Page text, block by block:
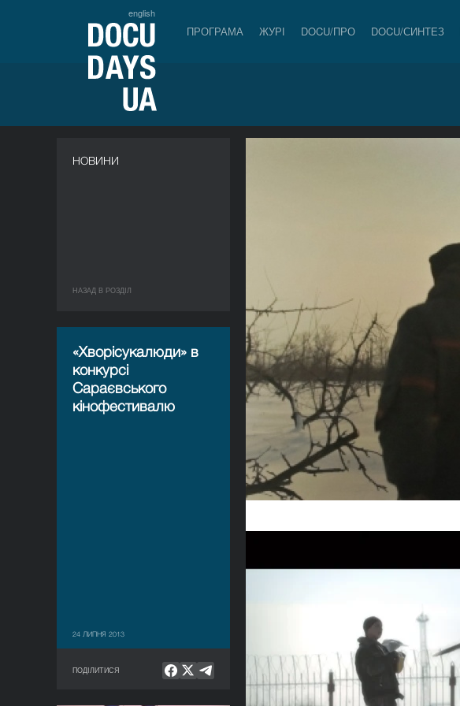
english
ПРОГРАМА ЖУРІ DOCU/ПРО DOCU/СИНТЕЗ
НОВИНИ
НАЗАД В РОЗДIЛ
«Хворісукалюди» в
конкурсі
Сараєвського
кінофестивалю
24 ЛИПНЯ 2013
ПОДІЛИТИСЯ